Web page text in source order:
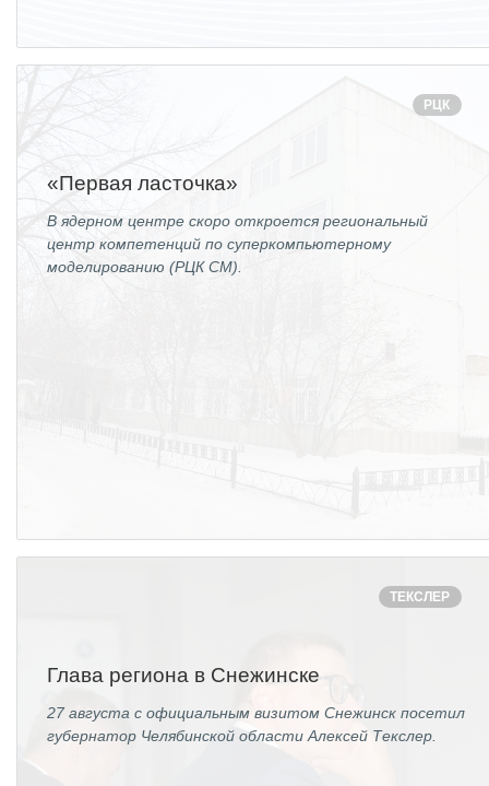
РЦК
«Первая ласточка»
В ядерном центре скоро откроется региональный
центр компетенций по суперкомпьютерному
моделированию (РЦК СМ).
ТЕКСЛЕР
Глава региона в Снежинске
27 августа с официальным визитом Снежинск посетил
губернатор Челябинской области Алексей Текслер.